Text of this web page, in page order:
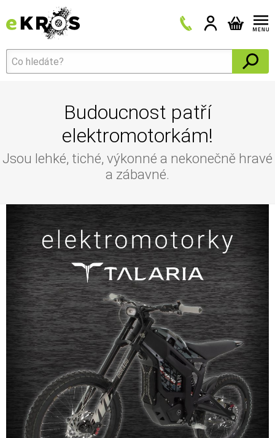
Budoucnost patří
elektromotorkám!
Jsou lehké, tiché, výkonné a nekonečně hravé
a zábavné.